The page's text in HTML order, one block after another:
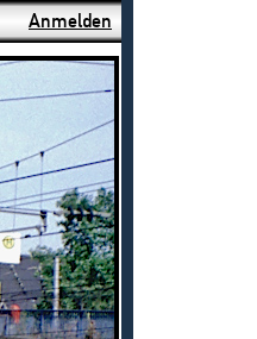
Anmelden